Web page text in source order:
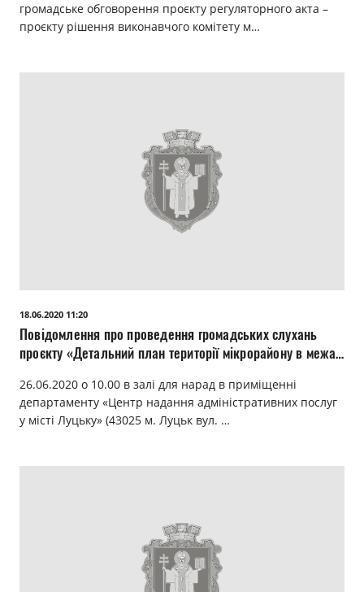
громадське обговорення проєкту регуляторного акта –
проєкту рішення виконавчого комітету м…
18.06.2020 11:20
Повідомлення про проведення громадських слухань
проєкту «Детальний план території мікрорайону в межах
Ветеранів та проспекту Соборності (коригування)»
26.06.2020 о 10.00 в залі для нарад в приміщенні
департаменту «Центр надання адміністративних послуг
у місті Луцьку» (43025 м. Луцьк вул. …